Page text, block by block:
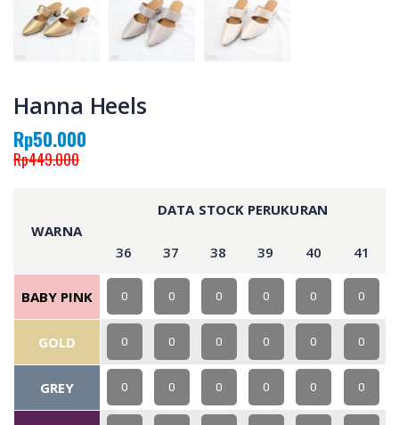
Hanna Heels
Rp50.000
Rp449.000
WARNA
DATA STOCK PERUKURAN
36 37 38 39 40 41
BABY PINK 0 0 0 0 0 0
GOLD 0 0 0 0 0 0
GREY 0 0 0 0 0 0